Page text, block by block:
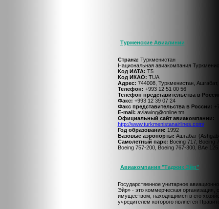
Турменские Авиалинии
Страна: Туркменистан
Национальная авиакомпания
Код ИАТА: T5
Код ИКАО: TUA
Адрес: 744008, Туркменистан,
Телефон: +993 12 51 00 56
Телефон представительства в
Факс: +993 12 39 07 24
Факс представительства в России:
E-mail: aviawing@online.tm
Официальный cайт авиакомпании:
http://www.turkmenistanairlines.com/
Год образования: 1992
Базовые аэропорты: Ашгабат
Самолетный парк: Boeing 717, Boeing
Boeing 757-200, Boeing 767-300, BAe 125
Авиакомпания "Таджик Эйр"
Государственное унитарное
Эйр» - это коммерческая организация,
имуществом, находящимся в его
учредителем которого является